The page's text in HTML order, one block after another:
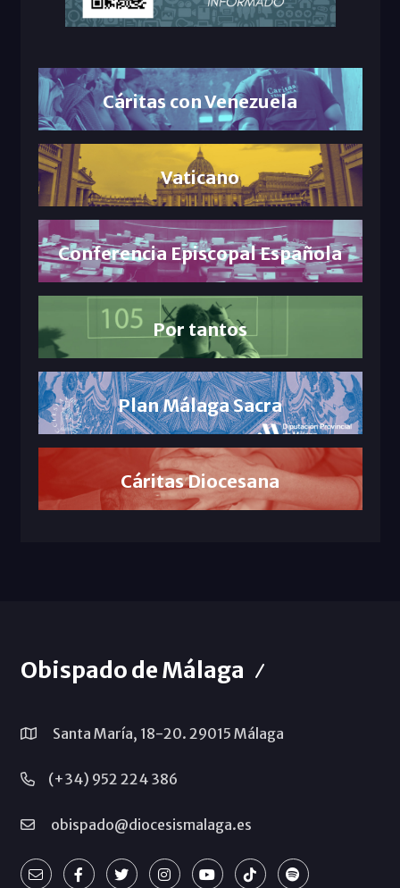
Cáritas con Venezuela
Vaticano
Conferencia Episcopal Española
Por tantos
Plan Málaga Sacra
Cáritas Diocesana
Obispado de Málaga
Santa María, 18-20. 29015 Málaga
(+34) 952 224 386
obispado@diocesismalaga.es